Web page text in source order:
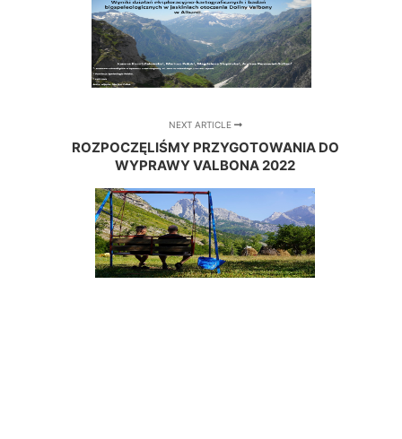
NEXT ARTICLE
ROZPOCZĘLIŚMY PRZYGOTOWANIA DO
WYPRAWY VALBONA 2022